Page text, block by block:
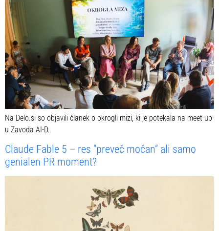
Na Delo.si so objavili članek o okrogli mizi, ki je potekala na meet-up-
u Zavoda AI-D.
Claude Fable 5 – res “preveč močan” ali samo
genialen PR moment?